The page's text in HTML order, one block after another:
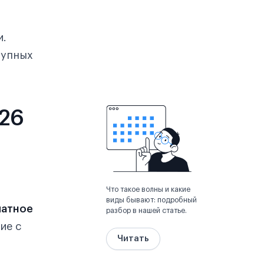
с
Что такое волны и какие
виды бывают: подробный
разбор в нашей статье.
Читать